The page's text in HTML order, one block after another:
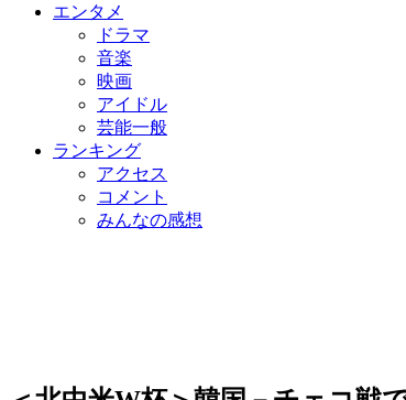
エンタメ
ドラマ
音楽
映画
アイドル
芸能一般
ランキング
アクセス
コメント
みんなの感想